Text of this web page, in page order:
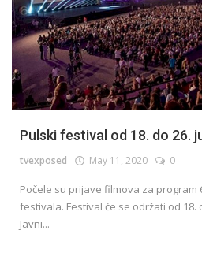
Pulski festival od 18. do 26.
tvexposed May 11, 2020 0
Počele su prijave filmova za program
festivala. Festival će se održati od 18.
Javni...